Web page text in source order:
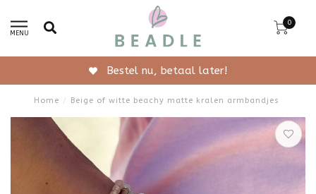
MENU
0
Gratis verzending vanaf 50,-
Home / Beige of witte beachy matte kralen armbandjes